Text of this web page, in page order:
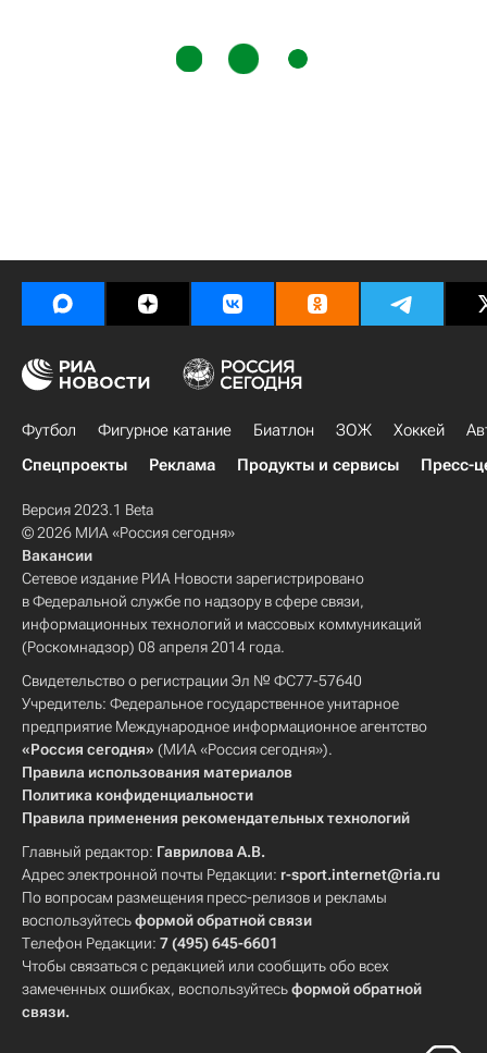
Футбол Фигурное катание Биатлон ЗОЖ Хоккей
Спецпроекты
Реклама Продукты и сервисы Пресс-
Версия 2023.1 Beta
© 2026 МИА «Россия сегодня»
Вакансии
Сетевое издание РИА Новости зарегистрировано
в Федеральной службе по надзору в сфере связи,
информационных технологий и массовых коммуникаций
(Роскомнадзор) 08 апреля 2014 года.
Свидетельство о регистрации Эл № ФС77-57640
Учредитель: Федеральное государственное унитарное
предприятие Международное информационное агентство
«Россия сегодня» (МИА «Россия сегодня»).
Правила использования материалов
Политика конфиденциальности
Правила применения рекомендательных технологий
Главный редактор: Гаврилова А.В.
Адрес электронной почты Редакции: r-sport.internet@ria.ru
По вопросам размещения пресс-релизов и рекламы
воспользуйтесьформой обратной связи
Телефон Редакции: 7 (495) 645-6601
Чтобы связаться с редакцией или сообщить обо всех
замеченных ошибках, воспользуйтесьформой обратной
связи.